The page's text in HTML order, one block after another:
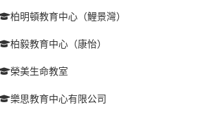
柏明頓教育中心（鯉景灣）
柏毅教育中心（康怡）
榮美生命教室
樂思教育中心有限公司